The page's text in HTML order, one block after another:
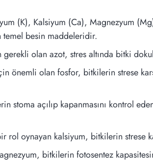
(K), Kalsiyum (Ca), Magnezyum
besin maddeleridir.
olan azot, stres altında bitki
önemli olan fosfor, bitkilerin strese
stoma açılıp kapanmasını kontrol
rol oynayan kalsiyum, bitkilerin strese
bitkilerin fotosentez